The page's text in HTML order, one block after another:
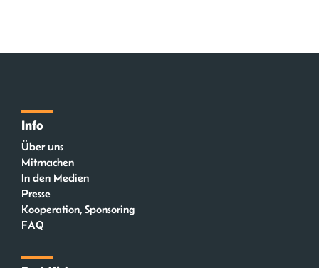
Info
Über uns
Mitmachen
In den Medien
Presse
Kooperation, Sponsoring
FAQ